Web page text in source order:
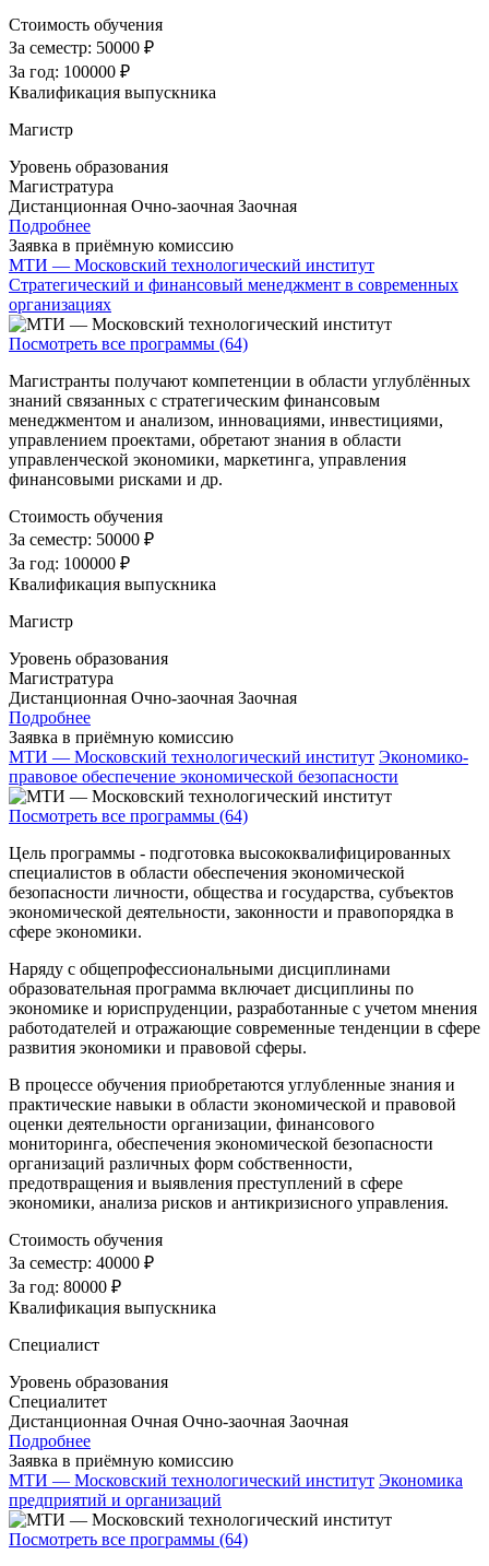
Стоимость обучения
За семестр: 50000 ₽
За год: 100000 ₽
Квалификация выпускника
Магистр
Уровень образования
Магистратура
Дистанционная Очно-заочная Заочная
Подробнее
Заявка в приёмную комиссию
МТИ — Московский технологический институт
Стратегический и финансовый менеджмент в современных
организациях
Посмотреть все программы (64)
Магистранты получают компетенции в области углублённых
знаний связанных с стратегическим финансовым
менеджментом и анализом, инновациями, инвестициями,
управлением проектами, обретают знания в области
управленческой экономики, маркетинга, управления
финансовыми рисками и др.
Стоимость обучения
За семестр: 50000 ₽
За год: 100000 ₽
Квалификация выпускника
Магистр
Уровень образования
Магистратура
Дистанционная Очно-заочная Заочная
Подробнее
Заявка в приёмную комиссию
МТИ — Московский технологический институт Экономико-
правовое обеспечение экономической безопасности
Посмотреть все программы (64)
Цель программы - подготовка высококвалифицированных
специалистов в области обеспечения экономической
безопасности личности, общества и государства, субъектов
экономической деятельности, законности и правопорядка в
сфере экономики.
Наряду с общепрофессиональными дисциплинами
образовательная программа включает дисциплины по
экономике и юриспруденции, разработанные с учетом мнения
работодателей и отражающие современные тенденции в сфере
развития экономики и правовой сферы.
В процессе обучения приобретаются углубленные знания и
практические навыки в области экономической и правовой
оценки деятельности организации, финансового
мониторинга, обеспечения экономической безопасности
организаций различных форм собственности,
предотвращения и выявления преступлений в сфере
экономики, анализа рисков и антикризисного управления.
Стоимость обучения
За семестр: 40000 ₽
За год: 80000 ₽
Квалификация выпускника
Специалист
Уровень образования
Специалитет
Дистанционная Очная Очно-заочная Заочная
Подробнее
Заявка в приёмную комиссию
МТИ — Московский технологический институт Экономика
предприятий и организаций
Посмотреть все программы (64)